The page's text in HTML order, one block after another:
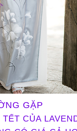
GẶP
CỦA